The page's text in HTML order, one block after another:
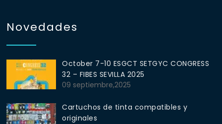
Novedades
October 7-10 ESGCT SETGYC CONGRESS
32 – FIBES SEVILLA 2025
09 septiembre,2025
Cartuchos de tinta compatibles y
originales